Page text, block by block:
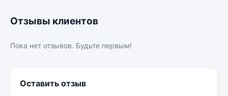
Отзывы клиентов
Пока нет отзывов. Будьте первым!
Оставить отзыв